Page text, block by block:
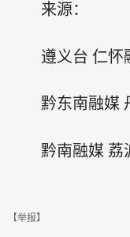
来源：
遵义台 仁怀
黔东南融媒
黔南融媒 荔
【举报】